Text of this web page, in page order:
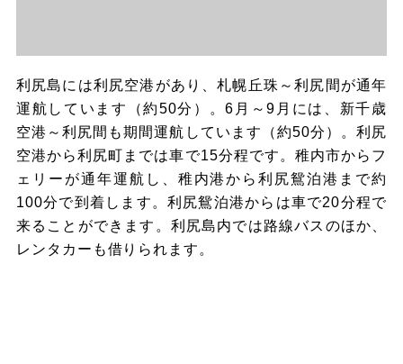
利尻島には利尻空港があり、札幌丘珠～利尻間が通年
運航しています（約50分）。6月～9月には、新千歳
空港～利尻間も期間運航しています（約50分）。利尻
空港から利尻町までは車で15分程です。稚内市からフ
ェリーが通年運航し、稚内港から利尻鴛泊港まで約
100分で到着します。利尻鴛泊港からは車で20分程で
来ることができます。利尻島内では路線バスのほか、
レンタカーも借りられます。